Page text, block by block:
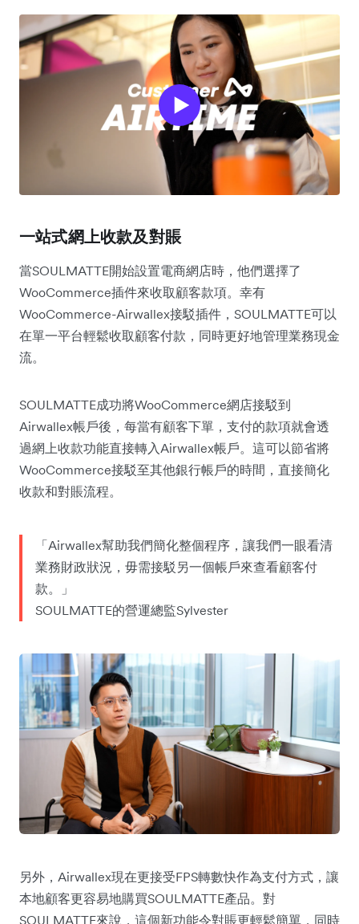
一站式網上收款及對賬
當SOULMATTE開始設置電商網店時，他們選擇了
WooCommerce插件來收取顧客款項。幸有
WooCommerce-Airwallex接駁插件，SOULMATTE可以
在單一平台輕鬆收取顧客付款，同時更好地管理業務現金
流。
SOULMATTE成功將WooCommerce網店接駁到
Airwallex帳戶後，每當有顧客下單，支付的款項就會透
過網上收款功能直接轉入Airwallex帳戶。這可以節省將
WooCommerce接駁至其他銀行帳戶的時間，直接簡化
收款和對賬流程。
「Airwallex幫助我們簡化整個程序，讓我們一眼看清
業務財政狀況，毋需接駁另一個帳戶來查看顧客付
款。」
SOULMATTE的營運總監Sylvester
另外，Airwallex現在更接受FPS轉數快作為支付方式，讓
本地顧客更容易地購買SOULMATTE產品。對
SOULMATTE來說，這個新功能令對賬更輕鬆簡單，同時